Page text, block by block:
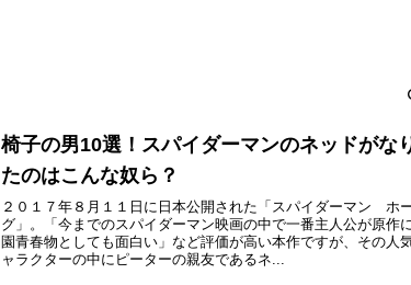
椅子の男10選！スパイダーマンのネッドがな
たのはこんな奴ら？
２０１７年８月１１日に日本公開された「スパイダーマン ホ
グ」。「今までのスパイダーマン映画の中で一番主人公が原作
園青春物としても面白い」など評価が高い本作ですが、その人
ャラクターの中にピーターの親友であるネ...